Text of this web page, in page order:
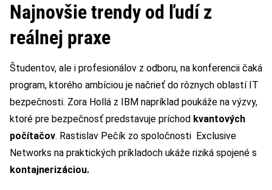
Najnovšie trendy od ľudí z
reálnej praxe
Študentov, ale i profesionálov z odboru, na konferencii čaká
program, ktorého ambíciou je načrieť do rôznych oblastí IT
bezpečnosti. Zora Hollá z IBM napríklad poukáže na výzvy,
ktoré pre bezpečnosť predstavuje príchod kvantových
počítačov. Rastislav Pečík zo spoločnosti Exclusive
Networks na praktických príkladoch ukáže riziká spojené s
kontajnerizáciou.